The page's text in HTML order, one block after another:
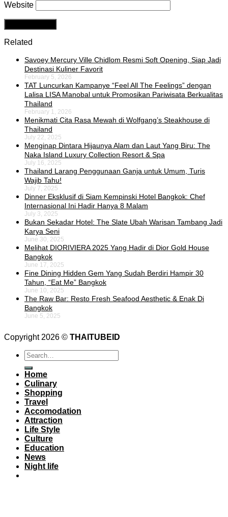
Website
Related
Savoey Mercury Ville Chidlom Resmi Soft Opening, Siap Jadi
Destinasi Kuliner Favorit
February 5, 2026
TAT Luncurkan Kampanye “Feel All The Feelings” dengan
Lalisa LISA Manobal untuk Promosikan Pariwisata Berkualitas
Thailand
February 1, 2026
Menikmati Cita Rasa Mewah di Wolfgang’s Steakhouse di
Thailand
July 22, 2025
Menginap Dintara Hijaunya Alam dan Laut Yang Biru: The
Naka Island Luxury Collection Resort & Spa
July 16, 2025
Thailand Larang Penggunaan Ganja untuk Umum, Turis
Wajib Tahu!
July 7, 2025
Dinner Eksklusif di Siam Kempinski Hotel Bangkok: Chef
Internasional Ini Hadir Hanya 8 Malam
July 3, 2025
Bukan Sekadar Hotel: The Slate Ubah Warisan Tambang Jadi
Karya Seni
June 30, 2025
Melihat DIORIVIERA 2025 Yang Hadir di Dior Gold House
Bangkok
June 17, 2025
Fine Dining Hidden Gem Yang Sudah Berdiri Hampir 30
Tahun, “Eat Me” Bangkok
June 10, 2025
The Raw Bar: Resto Fresh Seafood Aesthetic & Enak Di
Bangkok
June 5, 2025
Copyright 2026 © THAITUBEID
Home
Culinary
Shopping
Travel
Accomodation
Attraction
Life Style
Culture
Education
News
Night life